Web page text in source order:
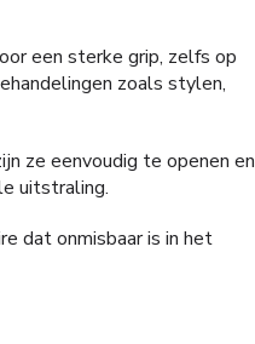
een sterke grip, zelfs op
zoals stylen,
ze eenvoudig te openen en
uitstraling.
dat onmisbaar is in het